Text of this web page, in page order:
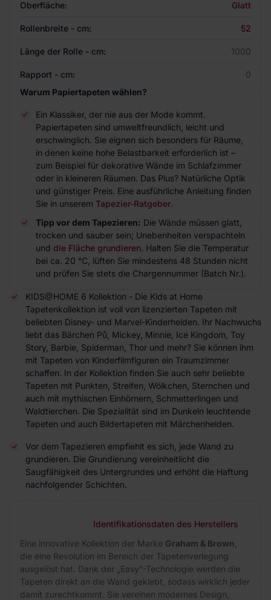
Oberfläche: Glatt
Rollenbreite - cm: 52
Länge der Rolle - cm: 1000
Rapport - cm:
0
Warum Papiertapeten wählen?
Ein Klassiker, der nie aus der Mode kommt.
Papiertapeten sind umweltfreundlich, leicht und
erschwinglich. Sie eignen sich besonders für Räume,
in denen keine hohe Belastbarkeit erforderlich ist –
zum Beispiel für dekorative Wände im Schlafzimmer
oder in kleineren Räumen. Das Plus? Natürliche Optik
und günstiger Preis. Eine ausführliche Anleitung finden
Sie in unserem Tapezier-Ratgeber.
Tipp vor dem Tapezieren: Die Wände müssen glatt,
trocken und sauber sein; Unebenheiten verspachteln
und die Fläche grundieren. Halten Sie die Temperatur
bei ca. 20 °C, lüften Sie mindestens 48 Stunden nicht
und prüfen Sie stets die Chargennummer (Batch Nr.).
KIDS@HOME 6 Kollektion - Die Kids at Home
Tapetenkollektion ist voll von lizenzierten Tapeten mit
beliebten Disney- und Marvel-Kinderhelden. Ihr Nachwuchs
liebt das Bärchen Pů, Mickey, Minnie, Ice Kingdom, Toy
Story, Barbie, Spiderman, Thor und mehr? Sie können ihm
mit Tapeten von Kinderfilmfiguren ein Traumzimmer
schaffen. In der Kollektion finden Sie auch sehr beliebte
Tapeten mit Punkten, Streifen, Wölkchen, Sternchen und
auch mit mythischen Einhörnern, Schmetterlingen und
Waldtierchen. Die Spezialität sind im Dunkeln leuchtende
Tapeten und auch Bildertapeten mit Märchenhelden.
Vor dem Tapezieren empfiehlt es sich, jede Wand zu
grundieren. Die Grundierung vereinheitlicht die
Saugfähigkeit des Untergrundes und erhöht die Haftung
nachfolgender Schichten.
Identifikationsdaten des Herstellers
Eine innovative Kollektion der Marke Graham & Brown
die eine Revolution im Bereich der Tapetenverlegung
ausgelöst hat. Dank der „Easy“-Technologie werden die
Tapeten direkt an die Wand geklebt, sodass wirklich jeder
damit zurechtkommt. Sie vereinen modernes Design,